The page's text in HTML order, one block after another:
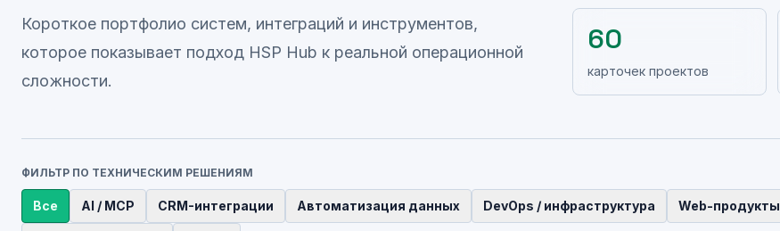
Короткое портфолио систем, интеграций и инструментов,
которое показывает подход HSP Hub к реальной операционной
сложности.
60
карточек проектов
ФИЛЬТР ПО ТЕХНИЧЕСКИМ РЕШЕНИЯМ
Все AI / MCP CRM-интеграции Автоматизация данных DevOps / инфраструктура Web-продукты